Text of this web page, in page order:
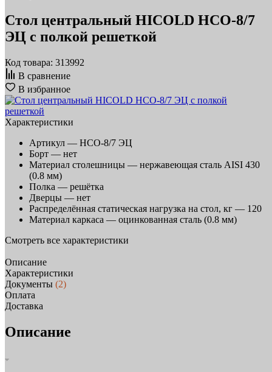
Стол центральный HICOLD НСО-8/7
ЭЦ с полкой решеткой
Код товара: 313992
В сравнение
В избранное
Характеристики
Артикул — НСО-8/7 ЭЦ
Борт — нет
Материал столешницы — нержавеющая сталь AISI 430
(0.8 мм)
Полка — решётка
Дверцы — нет
Распределённая статическая нагрузка на стол, кг — 120
Материал каркаса — оцинкованная сталь (0.8 мм)
Смотреть все характеристики
Описание
Характеристики
Документы (2)
Оплата
Доставка
Описание